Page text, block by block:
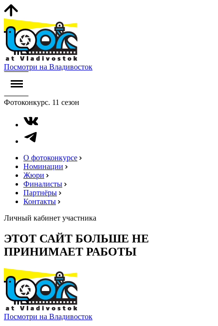
Посмотри на Владивосток
Фотоконкурс. 11 сезон
О фотоконкурсе
Номинации
Жюри
Финалисты
Партнёры
Контакты
Личный кабинет участника
ЭТОТ САЙТ БОЛЬШЕ НЕ
ПРИНИМАЕТ РАБОТЫ
Посмотри на Владивосток